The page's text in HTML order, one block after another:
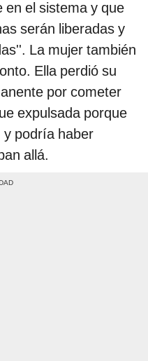
en el sistema y que
serán liberadas y
La mujer también
Ella perdió su
por cometer
expulsada porque
y podría haber
allá.